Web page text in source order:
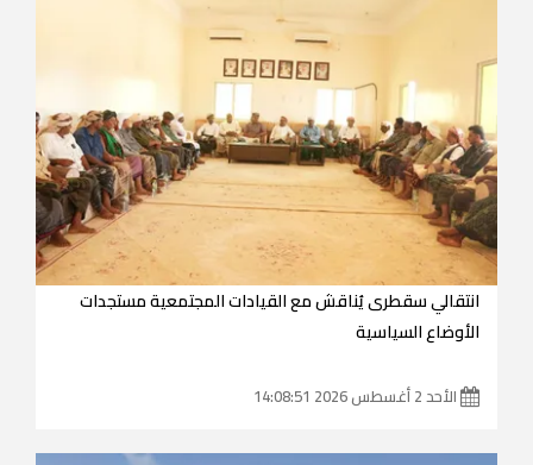
انتقالي سقطرى يُناقش مع القيادات المجتمعية مستجدات
الأوضاع السياسية
الأحد 2 أغسطس 2026 14:08:51